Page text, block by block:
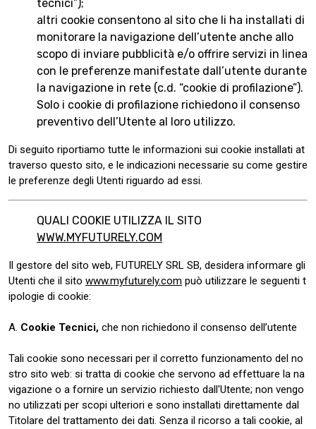
tecnici”);
altri cookie consentono al sito che li ha installati di
monitorare la navigazione dell’utente anche allo
scopo di inviare pubblicità e/o offrire servizi in linea
con le preferenze manifestate dall’utente durante
la navigazione in rete (c.d. “cookie di profilazione”).
Solo i cookie di profilazione richiedono il consenso
preventivo dell’Utente al loro utilizzo.
Di seguito riportiamo tutte le informazioni sui cookie installati at
traverso questo sito, e le indicazioni necessarie su come gestire
le preferenze degli Utenti riguardo ad essi.
QUALI COOKIE UTILIZZA IL SITO
WWW.MYFUTURELY.COM
Il gestore del sito web, FUTURELY SRL SB, desidera informare gli
Utenti che il sito www.myfuturely.com può utilizzare le seguenti t
ipologie di cookie:
A. Cookie Tecnici, che non richiedono il consenso dell’utente
Tali cookie sono necessari per il corretto funzionamento del no
stro sito web: si tratta di cookie che servono ad effettuare la na
vigazione o a fornire un servizio richiesto dall'Utente; non vengo
no utilizzati per scopi ulteriori e sono installati direttamente dal
Titolare del trattamento dei dati. Senza il ricorso a tali cookie, al